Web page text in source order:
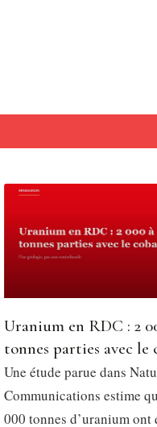
Uranium en RDC : 2
tonnes parties avec le
Une étude parue dans
Communications estime
000 tonnes d’uranium